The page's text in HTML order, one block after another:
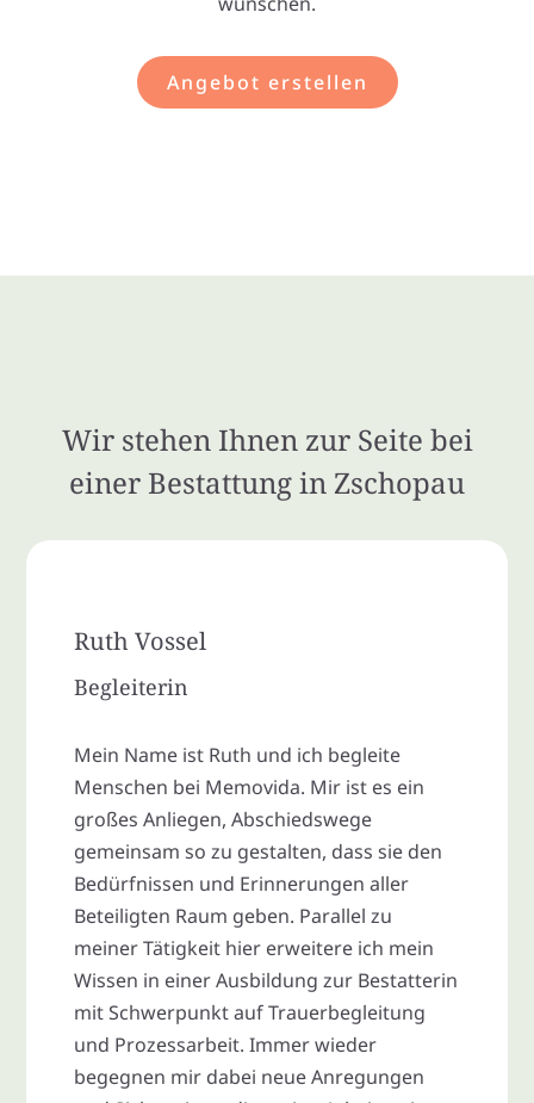
Angebot erstellen
Wir stehen Ihnen zur Seite bei
einer Bestattung in Zschopau
Ruth Vossel
Begleiterin
Mein Name ist Ruth und ich begleite
Menschen bei Memovida. Mir ist es ein
großes Anliegen, Abschiedswege
gemeinsam so zu gestalten, dass sie den
Bedürfnissen und Erinnerungen aller
Beteiligten Raum geben. Parallel zu
meiner Tätigkeit hier erweitere ich mein
Wissen in einer Ausbildung zur Bestatterin
mit Schwerpunkt auf Trauerbegleitung
und Prozessarbeit. Immer wieder
begegnen mir dabei neue Anregungen